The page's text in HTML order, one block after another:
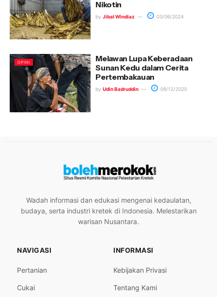
Nikotin
by Jibal Windiaz 03/06/2024
OPINI
Melawan Lupa Keberadaan
Sunan Kedu dalam Cerita
Pertembakauan
by Udin Badruddin 09/12/2020
Wadah informasi dan edukasi mengenai kedaulatan,
budaya, serta industri kretek di Indonesia. Melestarikan
warisan Nusantara.
NAVIGASI
Pertanian
Cukai
INFORMASI
Kebijakan Privasi
Tentang Kami